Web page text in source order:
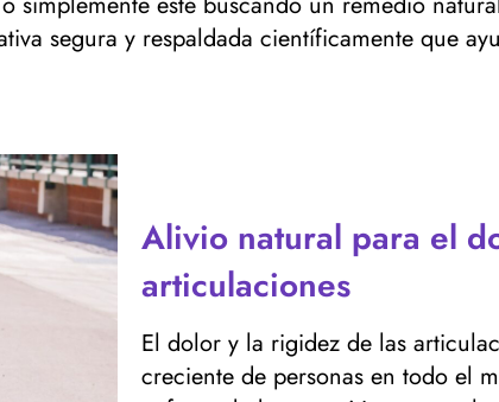
segura y respaldada científicamente que
Alivio natural para el
articulaciones
El dolor y la rigidez de las
creciente de personas en todo el